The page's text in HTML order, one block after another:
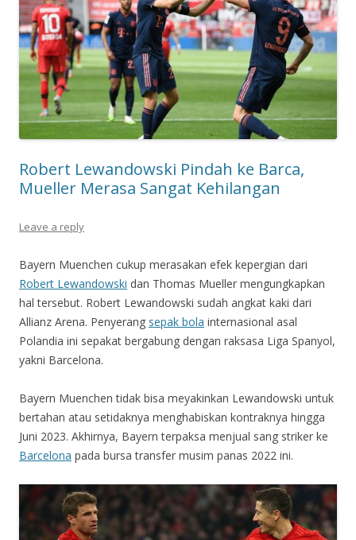
Robert Lewandowski Pindah ke Barca,
Mueller Merasa Sangat Kehilangan
Leave a reply
Bayern Muenchen cukup merasakan efek kepergian dari
Robert Lewandowski dan Thomas Mueller mengungkapkan
hal tersebut. Robert Lewandowski sudah angkat kaki dari
Allianz Arena. Penyerang sepak bola internasional asal
Polandia ini sepakat bergabung dengan raksasa Liga Spanyol,
yakni Barcelona.
Bayern Muenchen tidak bisa meyakinkan Lewandowski untuk
bertahan atau setidaknya menghabiskan kontraknya hingga
Juni 2023. Akhirnya, Bayern terpaksa menjual sang striker ke
Barcelona pada bursa transfer musim panas 2022 ini.